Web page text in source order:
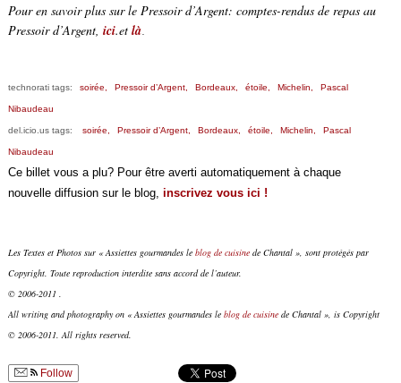
Pour en savoir plus sur le Pressoir d’Argent: comptes-rendus de repas au
Pressoir d’Argent, ici.et là.
technorati tags: soirée, Pressoir d’Argent, Bordeaux, étoile, Michelin, Pascal
Nibaudeau
del.icio.us tags: soirée, Pressoir d’Argent, Bordeaux, étoile, Michelin, Pascal
Nibaudeau
Ce billet vous a plu? Pour être averti automatiquement à chaque
nouvelle diffusion sur le blog, inscrivez vous ici !
Les Textes et Photos sur « Assiettes gourmandes le blog de cuisinede Chantal », sont protégés par
Copyright. Toute reproduction interdite sans accord de l’auteur.
© 2006-2011 .
All writing and photography on « Assiettes gourmandes le blog de cuisinede Chantal », is Copyright
© 2006-2011. All rights reserved.
Follow